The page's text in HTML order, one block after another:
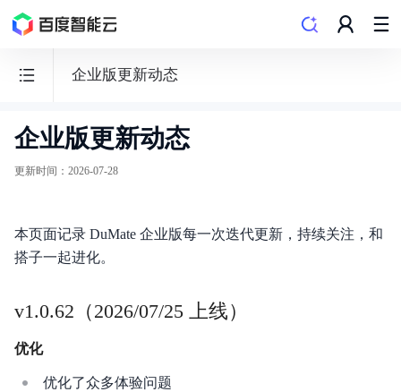
企业版更新动态
DuMate
了解DuMate
快速开始
个人版使用指南
企业版更新动态
更新时间 ： 2026-07-28
本页面记录 DuMate 企业版每一次迭代更新，持续关注，和
搭子一起进化。
v1.0.62（2026/07/25 上线）
优化
优化了众多体验问题